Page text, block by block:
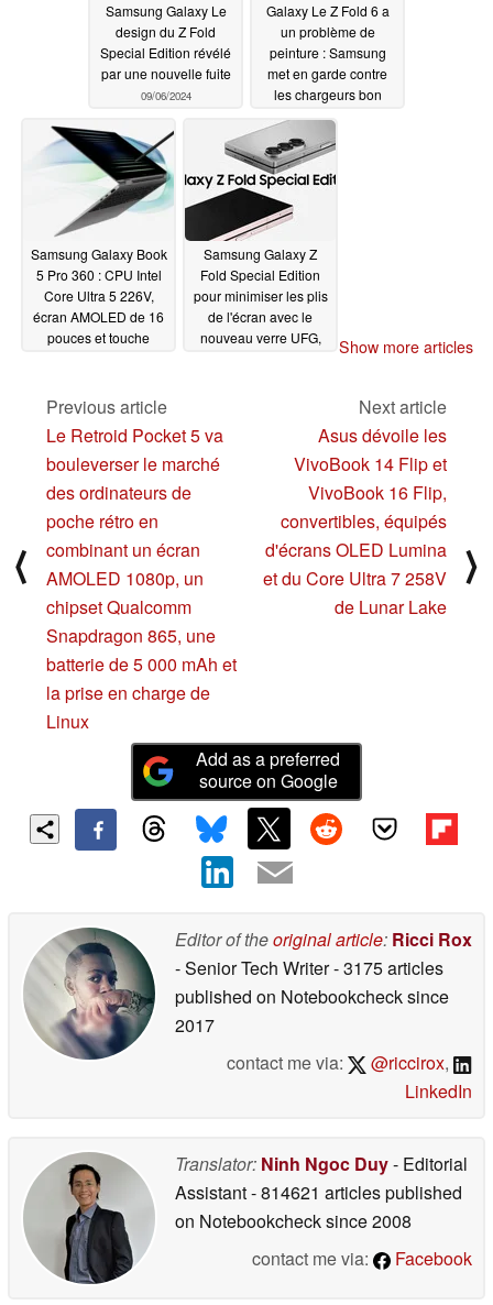
Samsung Galaxy Le
design du Z Fold
Special Edition révélé
par une nouvelle fuite
09/06/2024
Galaxy Le Z Fold 6 a
un problème de
peinture : Samsung
met en garde contre
les chargeurs bon
EMS
09/04/2024
Samsung Galaxy Book
5 Pro 360 : CPU Intel
Core Ultra 5 226V,
écran AMOLED de 16
pouces et touche
Samsung Galaxy Z
Fold Special Edition
pour minimiser les plis
de l'écran avec le
nouveau verre UFG,
Show more articles
⟨
Previous article
Le Retroid Pocket 5 va
bouleverser le marché
des ordinateurs de
poche rétro en
combinant un écran
AMOLED 1080p, un
chipset Qualcomm
Snapdragon 865, une
batterie de 5 000 mAh et
la prise en charge de
Linux
Next article
Asus dévoile les
VivoBook 14 Flip et
VivoBook 16 Flip,
convertibles, équipés
d'écrans OLED Lumina
et du Core Ultra 7 258V
de Lunar Lake
⟩
Add as a preferred
source on Google
Editor of theoriginal article: Ricci Rox
- Senior Tech Writer- 3175 articles
published on Notebookchecksince
2017
contact me via:
@riccirox,
LinkedIn
Translator: Ninh Ngoc Duy- Editorial
Assistant- 814621 articles published
on Notebookchecksince 2008
contact me via:
Facebook